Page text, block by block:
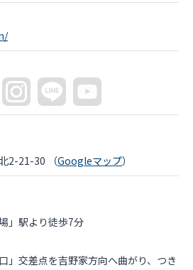
2-21-30 （Googleマップ）
」駅より徒歩7分
」交差点を吉野家方向へ曲がり、つき